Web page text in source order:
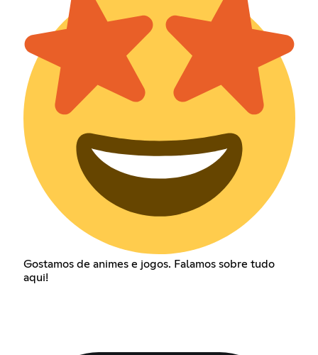
Gostamos de animes e jogos. Falamos sobre tudo
aqui!